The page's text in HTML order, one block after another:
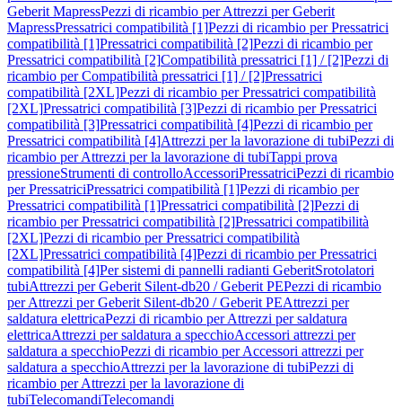
Geberit MapressPezzi di ricambio per Attrezzi per Geberit
MapressPressatrici compatibilità [1]Pezzi di ricambio per Pressatrici
compatibilità [1]Pressatrici compatibilità [2]Pezzi di ricambio per
Pressatrici compatibilità [2]Compatibilità pressatrici [1] / [2]Pezzi di
ricambio per Compatibilità pressatrici [1] / [2]Pressatrici
compatibilità [2XL]Pezzi di ricambio per Pressatrici compatibilità
[2XL]Pressatrici compatibilità [3]Pezzi di ricambio per Pressatrici
compatibilità [3]Pressatrici compatibilità [4]Pezzi di ricambio per
Pressatrici compatibilità [4]Attrezzi per la lavorazione di tubiPezzi di
ricambio per Attrezzi per la lavorazione di tubiTappi prova
pressioneStrumenti di controlloAccessoriPressatriciPezzi di ricambio
per PressatriciPressatrici compatibilità [1]Pezzi di ricambio per
Pressatrici compatibilità [1]Pressatrici compatibilità [2]Pezzi di
ricambio per Pressatrici compatibilità [2]Pressatrici compatibilità
[2XL]Pezzi di ricambio per Pressatrici compatibilità
[2XL]Pressatrici compatibilità [4]Pezzi di ricambio per Pressatrici
compatibilità [4]Per sistemi di pannelli radianti GeberitSrotolatori
tubiAttrezzi per Geberit Silent-db20 / Geberit PEPezzi di ricambio
per Attrezzi per Geberit Silent-db20 / Geberit PEAttrezzi per
saldatura elettricaPezzi di ricambio per Attrezzi per saldatura
elettricaAttrezzi per saldatura a specchioAccessori attrezzi per
saldatura a specchioPezzi di ricambio per Accessori attrezzi per
saldatura a specchioAttrezzi per la lavorazione di tubiPezzi di
ricambio per Attrezzi per la lavorazione di
tubiTelecomandiTelecomandi